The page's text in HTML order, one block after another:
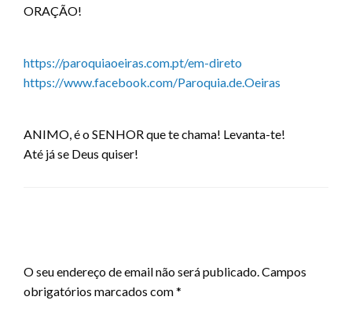
ORAÇÃO!
https://paroquiaoeiras.com.pt/em-direto
https://www.facebook.com/Paroquia.de.Oeiras
ANIMO, é o SENHOR que te chama! Levanta-te!
Até já se Deus quiser!
O seu endereço de email não será publicado.Campos
obrigatórios marcados com*